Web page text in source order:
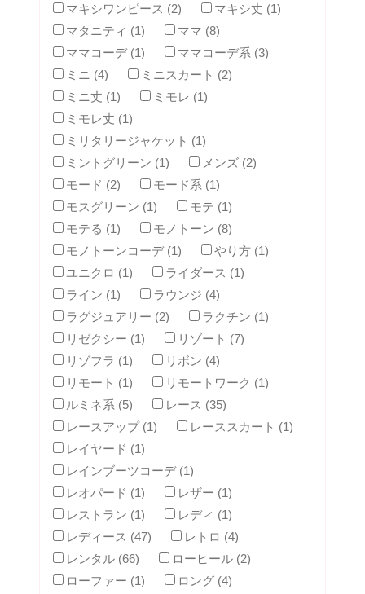
マキシワンピース (2)
マキシ丈 (1)
マタニティ (1)
ママ (8)
ママコーデ (1)
ママコーデ系 (3)
ミニ (4)
ミニスカート (2)
ミニ丈 (1)
ミモレ (1)
ミモレ丈 (1)
ミリタリージャケット (1)
ミントグリーン (1)
メンズ (2)
モード (2)
モード系 (1)
モスグリーン (1)
モテ (1)
モテる (1)
モノトーン (8)
モノトーンコーデ (1)
やり方 (1)
ユニクロ (1)
ライダース (1)
ライン (1)
ラウンジ (4)
ラグジュアリー (2)
ラクチン (1)
リゼクシー (1)
リゾート (7)
リゾフラ (1)
リボン (4)
リモート (1)
リモートワーク (1)
ルミネ系 (5)
レース (35)
レースアップ (1)
レーススカート (1)
レイヤード (1)
レインブーツコーデ (1)
レオパード (1)
レザー (1)
レストラン (1)
レディ (1)
レディース (47)
レトロ (4)
レンタル (66)
ローヒール (2)
ローファー (1)
ロング (4)